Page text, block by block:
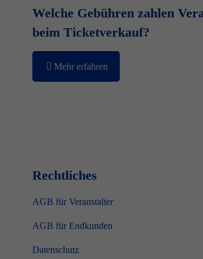
Welche Gebühren zahlen
beim Ticketverkauf?
Mehr erfahren
Rechtliches
AGB für Veranstalter
AGB für Endkunden
Datenschutz